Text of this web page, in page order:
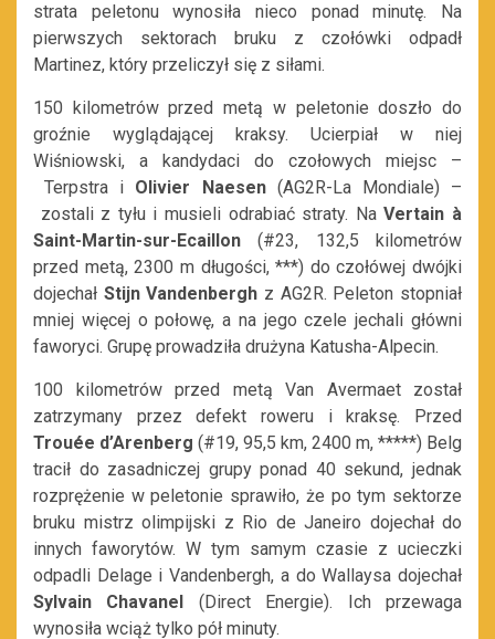
strata peletonu wynosiła nieco ponad minutę. Na
pierwszych sektorach bruku z czołówki odpadł
Martinez, który przeliczył się z siłami.
150 kilometrów przed metą w peletonie doszło do
groźnie wyglądającej kraksy. Ucierpiał w niej
Wiśniowski, a kandydaci do czołowych miejsc –
Terpstra i Olivier Naesen(AG2R-La Mondiale) –
zostali z tyłu i musieli odrabiać straty. NaVertain à
Saint-Martin-sur-Ecaillon (#23, 132,5 kilometrów
przed metą, 2300 m długości, ***) do czołówej dwójki
dojechał Stijn Vandenbergh z AG2R. Peleton stopniał
mniej więcej o połowę, a na jego czele jechali główni
faworyci. Grupę prowadziła drużyna Katusha-Alpecin.
100 kilometrów przed metą Van Avermaet został
zatrzymany przez defekt roweru i kraksę. Przed
Trouée d’Arenberg (#19, 95,5 km, 2400 m, *****) Belg
tracił do zasadniczej grupy ponad 40 sekund, jednak
rozprężenie w peletonie sprawiło, że po tym sektorze
bruku mistrz olimpijski z Rio de Janeiro dojechał do
innych faworytów. W tym samym czasie z ucieczki
odpadli Delage i Vandenbergh, a do Wallaysa dojechał
Sylvain Chavanel
(Direct Energie). Ich przewaga
wynosiła wciąż tylko pół minuty.